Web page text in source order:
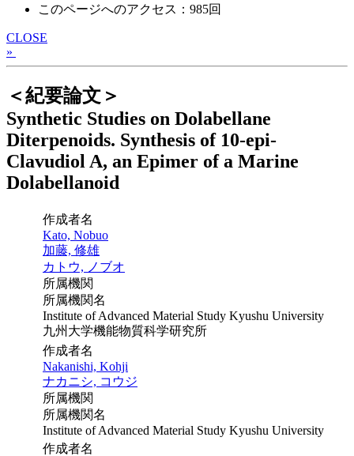
このページへのアクセス：985回
CLOSE
»
＜紀要論文＞
Synthetic Studies on Dolabellane
Diterpenoids. Synthesis of 10-epi-
Clavudiol A, an Epimer of a Marine
Dolabellanoid
作成者名
Kato, Nobuo
加藤, 修雄
カトウ, ノブオ
所属機関
所属機関名
Institute of Advanced Material Study Kyushu University
九州大学機能物質科学研究所
作成者名
Nakanishi, Kohji
ナカニシ, コウジ
所属機関
所属機関名
Institute of Advanced Material Study Kyushu University
作成者名